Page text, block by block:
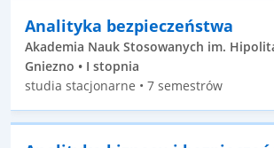
Analityka bezpieczeństwa
Akademia Nauk Stosowanych im.
Gniezno • I stopnia
studia stacjonarne • 7 semestrów